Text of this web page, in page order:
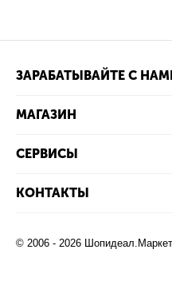
ЗАРАБАТЫВАЙТЕ С
МАГАЗИН
СЕРВИСЫ
КОНТАКТЫ
© 2006 - 2026